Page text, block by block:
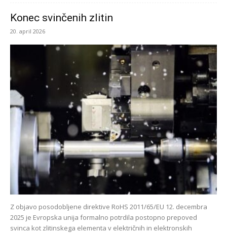
Konec svinčenih zlitin
20. april 2026
Z objavo posodobljene direktive RoHS 2011/65/EU 12. decembra
2025 je Evropska unija formalno potrdila postopno prepoved
svinca kot zlitinskega elementa v električnih in elektronskih